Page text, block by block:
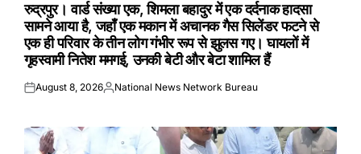
रुद्रपुर। वार्ड संख्या एक, शिमला बहादुर में एक दर्दनाक हादसा
सामने आया है, जहाँ एक मकान में अचानक गैस सिलेंडर फटने से
एक ही परिवार के तीन लोग गंभीर रूप से झुलस गए। घायलों में
गृहस्वामी नितेश ममगई, उनकी बेटी और बेटा शामिल हैं
Posted
August 8, 2026Posted
National News Network Bureau